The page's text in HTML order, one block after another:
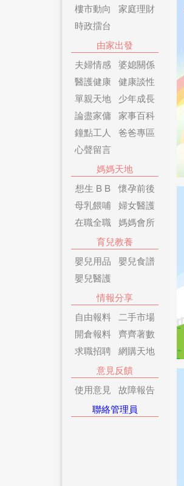
樓市動向
家庭理財
時政擂台
由家出發
夫婦情感 婆媳關係
醫護健康
健康談性
單親天地
少年成長
論盡家傭
家事百科
鐘點工人
爸爸專區
心聲留言
媽媽天地
想生 B B
懷孕前後
母乳餵哺 婦女醫護
在職全職
媽媽會所
育兒教養
嬰兒用品
嬰兒食譜
嬰兒醫護
情報分享
自由報料
二手市場
開倉報料 齊齊著數
求職招聘
網購天地
意見反饋
使用意見
故障報告
聯絡管理員